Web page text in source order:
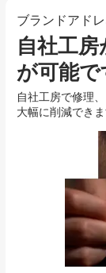
ブランドアド
自社工房
が可能で
自社工房で修理
大幅に削減できま